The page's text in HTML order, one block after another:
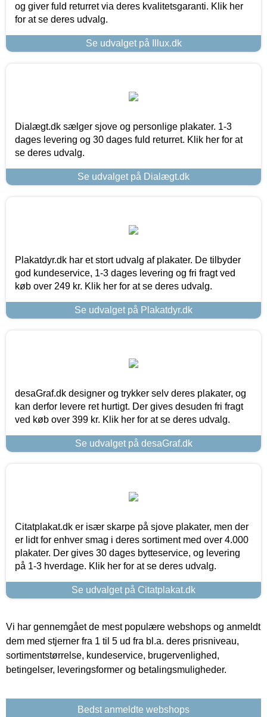
og giver fuld returret via deres kvalitetsgaranti. Klik her
for at se deres udvalg.
Se udvalget på Illux.dk
Dialægt.dk sælger sjove og personlige plakater. 1-3
dages levering og 30 dages fuld returret. Klik her for at
se deres udvalg.
Se udvalget på Dialægt.dk
Plakatdyr.dk har et stort udvalg af plakater. De tilbyder
god kundeservice, 1-3 dages levering og fri fragt ved
køb over 249 kr. Klik her for at se deres udvalg.
Se udvalget på Plakatdyr.dk
desaGraf.dk designer og trykker selv deres plakater, og
kan derfor levere ret hurtigt. Der gives desuden fri fragt
ved køb over 399 kr. Klik her for at se deres udvalg.
Se udvalget på desaGraf.dk
Citatplakat.dk er især skarpe på sjove plakater, men der
er lidt for enhver smag i deres sortiment med over 4.000
plakater. Der gives 30 dages bytteservice, og levering
på 1-3 hverdage. Klik her for at se deres udvalg.
Se udvalget på Citatplakat.dk
Vi har gennemgået de mest populære webshops og anmeldt
dem med stjerner fra 1 til 5 ud fra bl.a. deres prisniveau,
sortimentstørrelse, kundeservice, brugervenlighed,
betingelser, leveringsformer og betalingsmuligheder.
Bedst anmeldte webshops